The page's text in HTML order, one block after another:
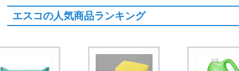
エスコの人気商品ランキング